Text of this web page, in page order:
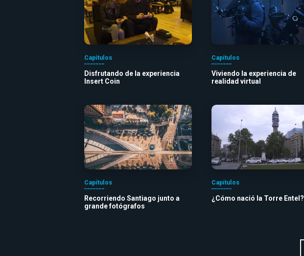
Capítulos
Disfrutando de la experiencia
Insert Coin
Capítulos
Viviendo la experiencia de
realidad virtual
Capítulos
Recorriendo Santiago junto a
grande fotógrafos
Capítulos
¿Cómo nació la Torre Entel?